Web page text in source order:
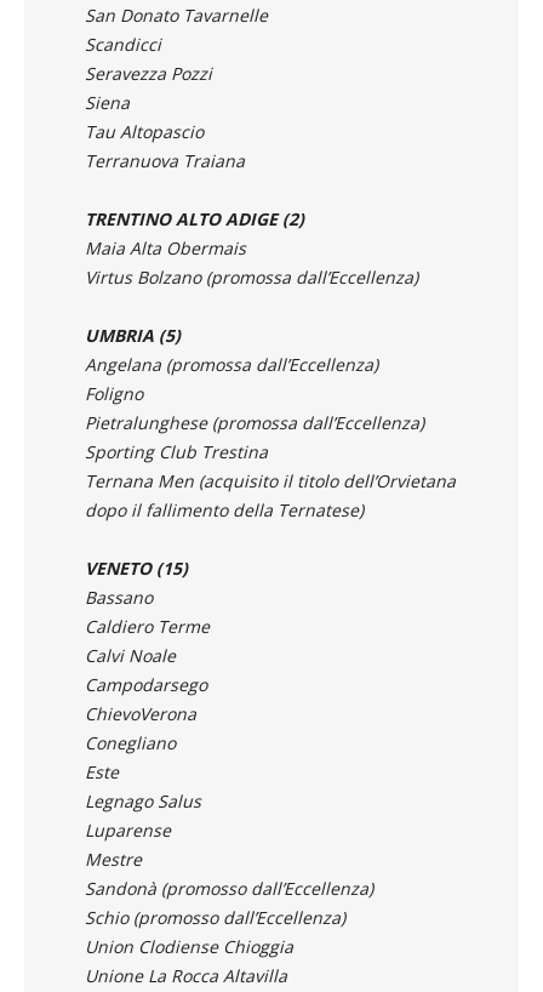
Seravezza Pozzi
Siena
Tau Altopascio
Terranuova Traiana
TRENTINO ALTO ADIGE (2)
Virtus Bolzano (promossa dall’Eccellenza)
UMBRIA (5)
Foligno
Pietralunghese (promossa dall’Eccellenza)
Sporting Club Trestina
Ternana Men (acquisito il titolo dell’Orvietana
dopo il fallimento della Ternatese)
VENETO (15)
Caldiero Terme
Calvi Noale
Campodarsego
ChievoVerona
Conegliano
Este
Legnago Salus
Luparense
Mestre
Sandonà (promosso dall’Eccellenza)
Schio (promosso dall’Eccellenza)
Union Clodiense Chioggia
Unione La Rocca Altavilla
Virtus Verona (retrocessa dalla Serie C)